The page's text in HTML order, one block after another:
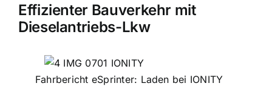
Effizienter Bauverkehr mit
Dieselantriebs-Lkw
Fahrbericht eSprinter: Laden bei IONITY